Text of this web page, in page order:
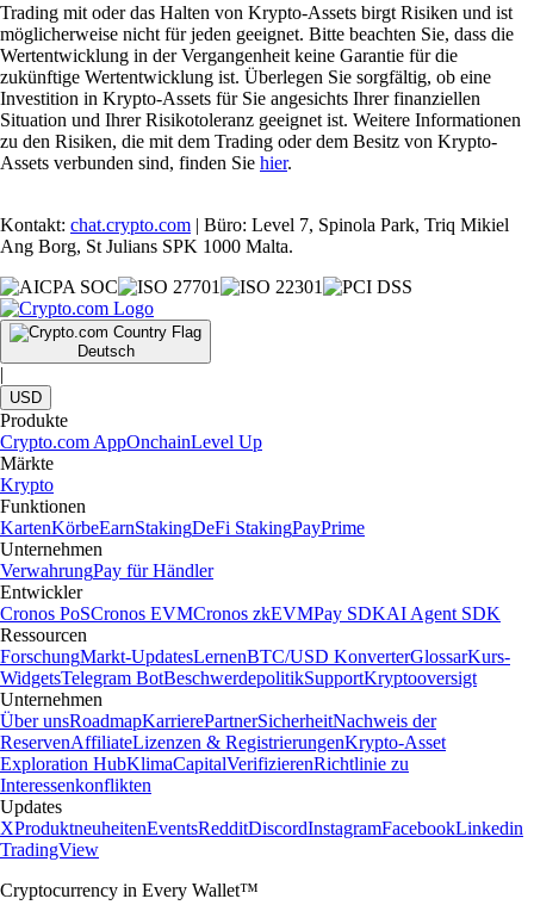
Trading mit oder das Halten von Krypto-Assets birgt Risiken und ist
möglicherweise nicht für jeden geeignet. Bitte beachten Sie, dass die
Wertentwicklung in der Vergangenheit keine Garantie für die
zukünftige Wertentwicklung ist. Überlegen Sie sorgfältig, ob eine
Investition in Krypto-Assets für Sie angesichts Ihrer finanziellen
Situation und Ihrer Risikotoleranz geeignet ist. Weitere Informationen
zu den Risiken, die mit dem Trading oder dem Besitz von Krypto-
Assets verbunden sind, finden Sie hier.
Kontakt: chat.crypto.com | Büro: Level 7, Spinola Park, Triq Mikiel
Ang Borg, St Julians SPK 1000 Malta.
Deutsch
|
USD
Produkte
Crypto.com AppOnchainLevel Up
Märkte
Krypto
Funktionen
KartenKörbeEarnStakingDeFi StakingPayPrime
Unternehmen
VerwahrungPay für Händler
Entwickler
Cronos PoSCronos EVMCronos zkEVMPay SDKAI Agent SDK
Ressourcen
ForschungMarkt-UpdatesLernenBTC/USD KonverterGlossarKurs-
WidgetsTelegram BotBeschwerdepolitikSupportKryptooversigt
Unternehmen
Über unsRoadmapKarrierePartnerSicherheitNachweis der
ReservenAffiliateLizenzen & RegistrierungenKrypto-Asset
Exploration HubKlimaCapitalVerifizierenRichtlinie zu
Interessenkonflikten
Updates
XProduktneuheitenEventsRedditDiscordInstagramFacebookLinkedin
TradingView
Cryptocurrency in Every Wallet™